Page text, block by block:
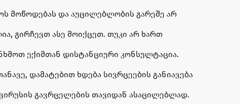
მოწოდებას და აუცილებლობის გარეშე არ
გირჩევთ ასე მოიქცეთ. თუკი არ ხართ
ექიმთან დისტანციური კონსულტაცია.
დამატებით ხდება სივრცეების განიავება
გავრცელების თავიდან ასაცილებლად.